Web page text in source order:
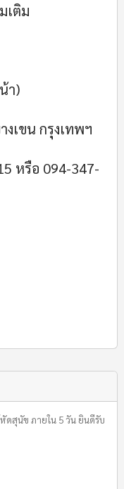
เติม
า)
เขน กรุงเทพฯ
หรือ 094-347-
ดสุนัข ภายใน 5 วัน ยินดีรับ